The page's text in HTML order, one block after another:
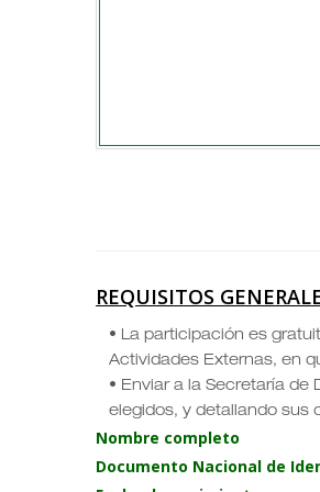
REQUISITOS
• La participación es
Actividades Externas, en
• Enviar a la Secretaría de
elegidos, y detallando sus
Nombre completo
Documento Nacional de